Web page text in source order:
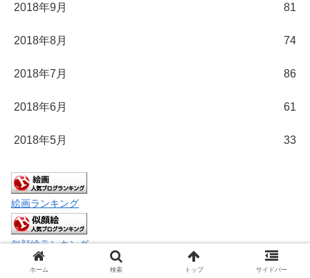
2018年9月 81
2018年8月 74
2018年7月 86
2018年6月 61
2018年5月 33
絵画ランキング
似顔絵ランキング
ホーム 検索 トップ サイドバー